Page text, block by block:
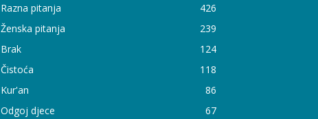
Razna pitanja
426
Ženska pitanja
239
Brak
124
Čistoća
118
Kur'an
86
Odgoj djece
67